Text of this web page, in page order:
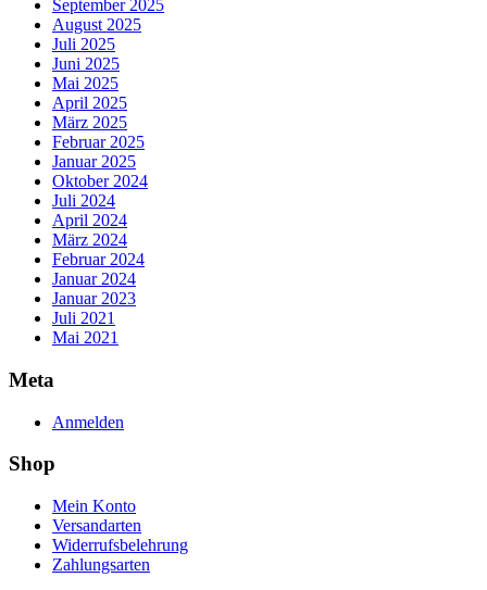
September 2025
August 2025
Juli 2025
Juni 2025
Mai 2025
April 2025
März 2025
Februar 2025
Januar 2025
Oktober 2024
Juli 2024
April 2024
März 2024
Februar 2024
Januar 2024
Januar 2023
Juli 2021
Mai 2021
Meta
Anmelden
Shop
Mein Konto
Versandarten
Widerrufsbelehrung
Zahlungsarten